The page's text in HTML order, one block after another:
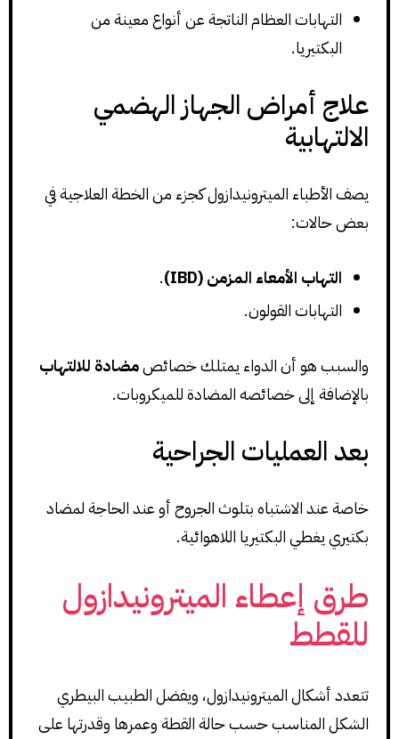
التهابات العظام الناتجة عن أنواع معينة من
البكتيريا.
علاج أمراض الجهاز الهضمي
الالتهابية
يصف الأطباء الميترونيدازول كجزء من الخطة العلاجية في
بعض حالات:
التهاب الأمعاء المزمن (IBD)
.
التهابات القولون.
والسبب هو أن الدواء يمتلك خصائصمضادة للالتهاب
بالإضافة إلى خصائصه المضادة للميكروبات.
بعد العمليات الجراحية
خاصة عند الاشتباه بتلوث الجروح أو عند الحاجة لمضاد
بكتيري يغطي البكتيريا اللاهوائية.
طرق إعطاء الميترونيدازول
للقطط
تتعدد أشكال الميترونيدازول، ويفضل الطبيب البيطري
الشكل المناسب حسب حالة القطة وعمرها وقدرتها على